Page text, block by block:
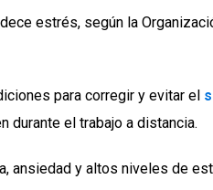
estrés, según la
para corregir y evitar el
durante el trabajo a distancia.
ansiedad y altos niveles de